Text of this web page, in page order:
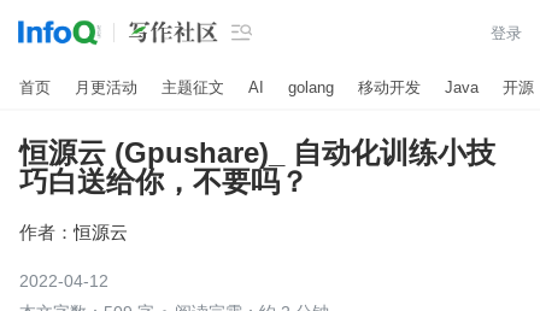
 登录
首页 月更活动 主题征文 AI golang 移动开发 Java 开源
恒源云 (Gpushare)_ 自动化训练小技
巧白送给你，不要吗？
作者： 恒源云
2022-04-12